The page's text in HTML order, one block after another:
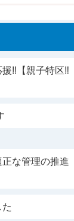
‼【親子特区‼
な管理の推進